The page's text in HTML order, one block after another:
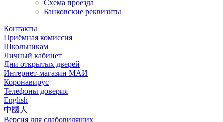
Схема проезда
Банковские реквизиты
Контакты
Приёмная комиссия
Школьникам
Личный кабинет
Дни открытых дверей
Интернет-магазин МАИ
Коронавирус
Телефоны доверия
English
中國人
Версия для слабовидящих